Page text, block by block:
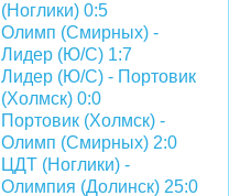
(Ноглики) 0:5
Олимп (Смирных) -
Лидер (Ю/С) 1:7
Лидер (Ю/С) - Портовик
(Холмск) 0:0
Портовик (Холмск) -
Олимп (Смирных) 2:0
ЦДТ (Ноглики) -
Олимпия (Долинск) 25:0